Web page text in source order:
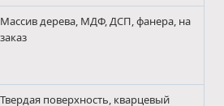
Массив дерева, МДФ, ДСП, фанера, на
заказ
Твердая поверхность, кварцевый